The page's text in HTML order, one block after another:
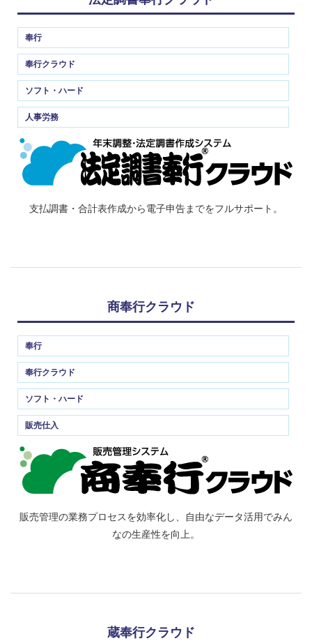
奉行
奉行クラウド
ソフト・ハード
人事労務
支払調書・合計表作成から電子申告までをフルサポート。
商奉行クラウド
奉行
奉行クラウド
ソフト・ハード
販売仕入
販売管理の業務プロセスを効率化し、自由なデータ活用でみん
なの生産性を向上。
蔵奉行クラウド